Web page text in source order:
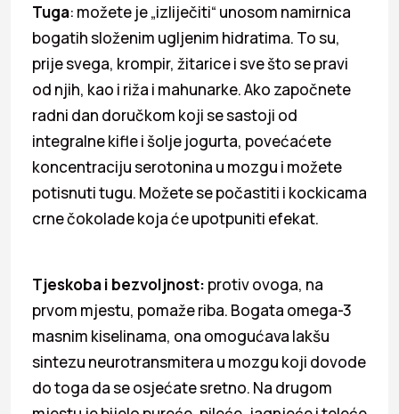
Tuga: možete je „izliječiti“ unosom namirnica
bogatih složenim ugljenim hidratima. To su,
prije svega, krompir, žitarice i sve što se pravi
od njih, kao i riža i mahunarke. Ako započnete
radni dan doručkom koji se sastoji od
integralne kifle i šolje jogurta, povećaćete
koncentraciju serotonina u mozgu i možete
potisnuti tugu. Možete se počastiti i kockicama
crne čokolade koja će upotpuniti efekat.
Tjeskoba i bezvoljnost: protiv ovoga, na
prvom mjestu, pomaže riba. Bogata omega-3
masnim kiselinama, ona omogućava lakšu
sintezu neurotransmitera u mozgu koji dovode
do toga da se osjećate sretno. Na drugom